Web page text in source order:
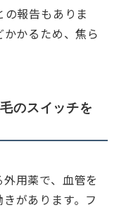
報告もありま
かるため、焦ら
のスイッチを
用薬で、血管を
があります。フ